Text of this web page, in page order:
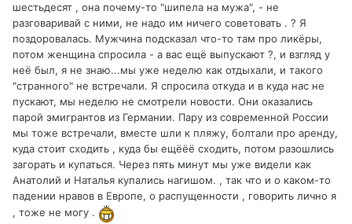
шестьдесят , она почему-то "шипела на мужа", - не
разговаривай с ними, не надо им ничего советовать . ? Я
поздоровалась. Мужчина подсказал что-то там про ликёры,
потом женщина спросила - а вас ещё выпускают ?, и взгляд у
неё был, я не знаю...мы уже неделю как отдыхали, и такого
"странного" не встречали. Я спросила откуда и в куда нас не
пускают, мы неделю не смотрели новости. Они оказались
парой эмигрантов из Германии. Пару из современной России
мы тоже встречали, вместе шли к пляжу, болтали про аренду,
куда стоит сходить , куда бы ещёёё сходить, потом разошлись
загорать и купаться. Через пять минут мы уже видели как
Анатолий и Наталья купались нагишом. , так что и о каком-то
падении нравов в Европе, о распущенности , говорить лично я
, тоже не могу .